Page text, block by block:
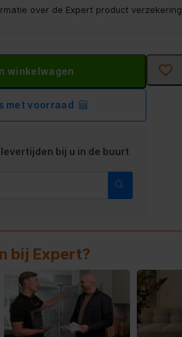
over de Expert product verzekering
winkelwagen
met voorraad
bij u in de buurt
bij Expert?